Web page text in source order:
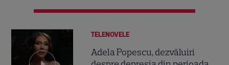
TELENOVELE
Adela Popescu, dezvăluiri